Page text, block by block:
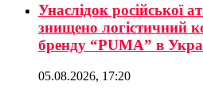
Унаслідок російської
знищено логістичний
бренду “PUMA” в
05.08.2026, 17:20